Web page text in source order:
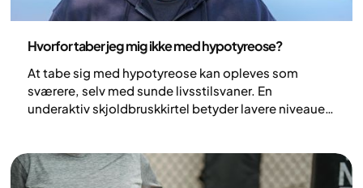
Hvorfor taber jeg mig ikke med hypotyreose?
At tabe sig med hypotyreose kan opleves som
sværere, selv med sunde livsstilsvaner. En
underaktiv skjoldbruskkirtel betyder lavere niveauer
Effekten på kropsvægten er dog som regel moderat
og varierer fra person til person. Når hypotyreose er